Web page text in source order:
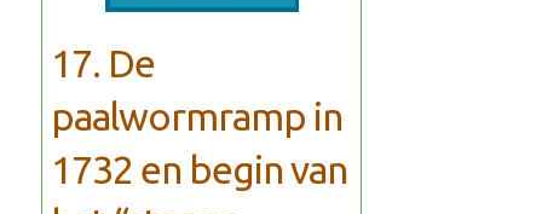
17. De
paalwormramp in
1732 en begin van